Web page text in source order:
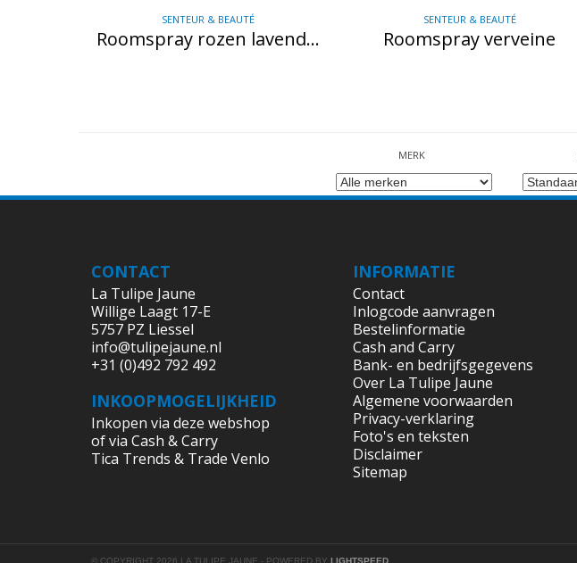
SENTEUR & BEAUTÉ
Roomspray rozen lavendel
SENTEUR & BEAUTÉ
Roomspray verveine
MERK
CONTACT
La Tulipe Jaune
Willige Laagt 17-E
5757 PZ Liessel
info@tulipejaune.nl
+31 (0)492 792 492
INKOOPMOGELIJKHEID
Inkopen via deze webshop
of via Cash & Carry
Tica Trends & Trade Venlo
INFORMATIE
Contact
Inlogcode aanvragen
Bestelinformatie
Cash and Carry
Bank- en bedrijfsgegevens
Over La Tulipe Jaune
Algemene voorwaarden
Privacy-verklaring
Foto's en teksten
Disclaimer
Sitemap
© COPYRIGHT 2026 LA TULIPE JAUNE - POWERED BY LIGHTSPEED